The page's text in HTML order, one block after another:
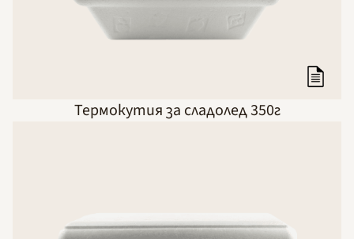
Термокутия за сладолед 350г